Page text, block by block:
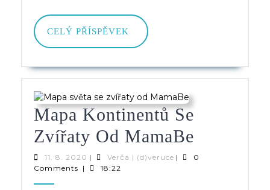
CELÝ PŘÍSPĚVEK
CELÝ
PŘÍSPĚVEK
Mapa Kontinentů Se
Zvířaty Od MamaBe
11. 8. 2020 11.
8.
| Verča | (d)veruceVerča
|
0
Comments | 18:22